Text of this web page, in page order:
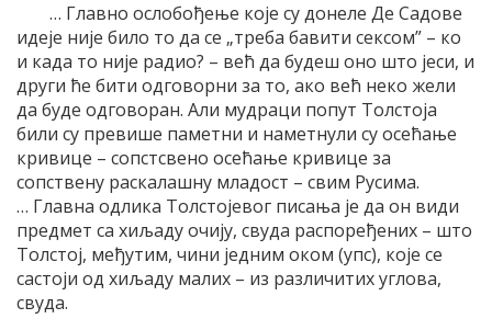
… Главно ослобођење које су донеле Де Садове
идеје није било то да се „треба бавити сексом” – ко
и када то није радио? – већ да будеш оно што јеси, и
други ће бити одговорни за то, ако већ неко жели
да буде одговоран. Али мудраци попут Толстоја
били су превише паметни и наметнули су осећање
кривице – сопстсвено осећање кривице за
сопствену раскалашну младост – свим Русима.
… Главна одлика Толстојевог писања је да он види
предмет са хиљаду очију, свуда распоређених – што
Толстој, међутим, чини једним оком (упс), које се
састоји од хиљаду малих – из различитих углова,
свуда.